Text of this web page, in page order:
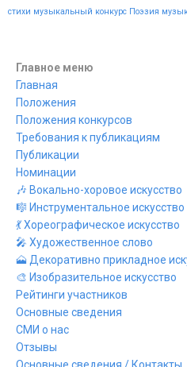
стихи музыкальный конкурс Поэзия
Главное меню
Главная
Положения
Положения конкурсов
Требования к публикациям
Публикации
Номинации
🎶 Вокально-хоровое искусство
🎼 Инструментальное искусство
💃 Хореографическое искусство
🎤 Художественное слово
🗻 Декоративно прикладное
🎨 Изобразительное искусство
Рейтинги участников
Основные сведения
СМИ о нас
Отзывы